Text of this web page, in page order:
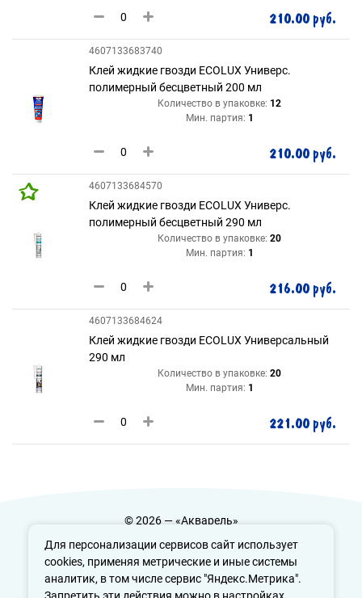
Для персонализации сервисов сайт использует
cookies, применяя метрические и иные системы
аналитик, в том числе сервис "Яндекс.Метрика".
210.00 руб.
4607133683740
Клей жидкие гвозди ECOLUX Универс.
полимерный бесцветный 200 мл
Количество в упаковке: 12
Мин. партия: 1
210.00 руб.
4607133684570
Клей жидкие гвозди ECOLUX Универс.
полимерный бесцветный 290 мл
Количество в упаковке: 20
Мин. партия: 1
216.00 руб.
4607133684624
Клей жидкие гвозди ECOLUX Универсальный
290 мл
Количество в упаковке: 20
Мин. партия: 1
221.00 руб.
© 2026 — «Акварель»
Политика конфиденциальности